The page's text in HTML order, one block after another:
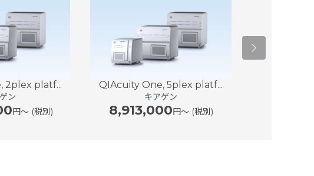
2plex platf...
ン
円〜 (税別)
QIAcuity One, 5plex platf...
キアゲン
8,913,000円〜 (税別)